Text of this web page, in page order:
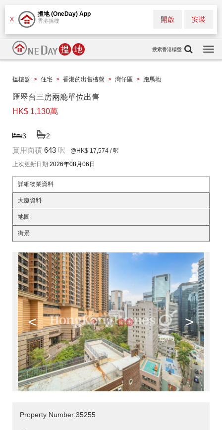
X
搵地 (OneDay) App
香港搵樓 安裝
開啟
搜索香港樓盤
搵樓盤 > 住宅 > 香港的出售樓盤 > 灣仔區 > 跑馬地
匯翠台三房兩廳單位出售
HK$ 1,130萬
3 2
實用面積 643 呎 @HK$ 17,574 / 呎
上次更新日期 2026年08月06日
詳細物業資料
大廈資料
地圖
街景
< >
Property Number:35255